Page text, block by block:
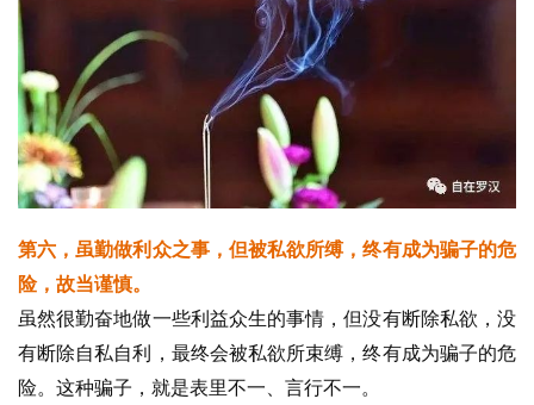
录
佛
教
艺
术
政
策
法
规
第六，虽勤做利众之事，但被私欲所缚，终有成为骗子的危
险，故当谨慎。
虽然很勤奋地做一些利益众生的事情，但没有断除私欲，没
有断除自私自利，最终会被私欲所束缚，终有成为骗子的危
险。这种骗子，就是表里不一、言行不一。